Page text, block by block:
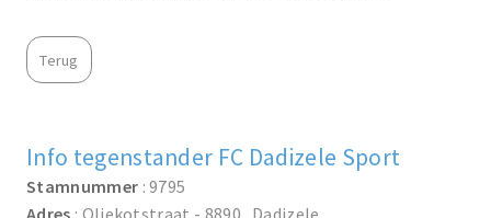
Terug
Info tegenstander FC Dadizele Sport
Stamnummer : 9795